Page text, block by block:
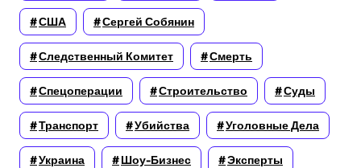
США Сергей Собянин
Следственный Комитет Смерть
Спецоперации Строительство Суды
Транспорт Убийства Уголовные Дела
Украина Шоу-Бизнес Эксперты